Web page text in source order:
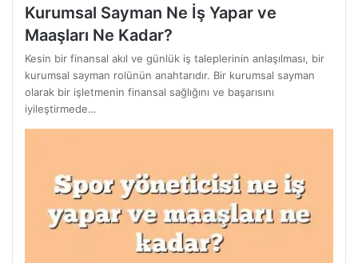
Kurumsal Sayman Ne İş Yapar ve
Maaşları Ne Kadar?
Kesin bir finansal akıl ve günlük iş taleplerinin anlaşılması, bir
kurumsal sayman rolünün anahtarıdır. Bir kurumsal sayman
olarak bir işletmenin finansal sağlığını ve başarısını
iyileştirmede…